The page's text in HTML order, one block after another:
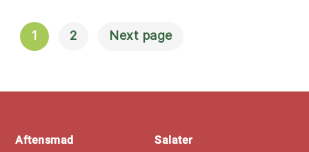
Navigation
1 2 Next page
Footer
Aftensmad
Salater